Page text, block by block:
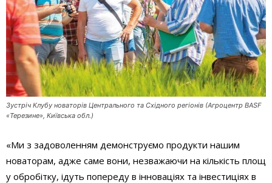
Зустріч Клубу новаторів Центрального та Східного регіонів (Агроцентр BASF
«Терезине», Київська обл.)
«Ми з задоволенням демонструємо продукти нашим
новаторам, адже саме вони, незважаючи на кількість площ
у обробітку, ідуть попереду в інноваціях та інвестиціях в